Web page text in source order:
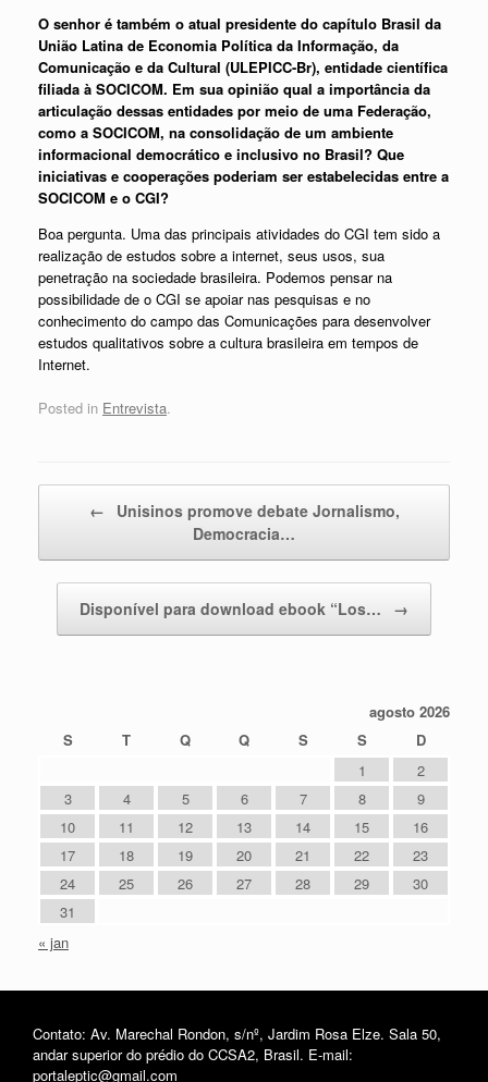
O senhor é também o atual presidente do capítulo Brasil da
União Latina de Economia Política da Informação, da
Comunicação e da Cultural (ULEPICC-Br), entidade científica
filiada à SOCICOM. Em sua opinião qual a importância da
articulação dessas entidades por meio de uma Federação,
como a SOCICOM, na consolidação de um ambiente
informacional democrático e inclusivo no Brasil? Que
iniciativas e cooperações poderiam ser estabelecidas entre a
SOCICOM e o CGI?
Boa pergunta. Uma das principais atividades do CGI tem sido a
realização de estudos sobre a internet, seus usos, sua
penetração na sociedade brasileira. Podemos pensar na
possibilidade de o CGI se apoiar nas pesquisas e no
conhecimento do campo das Comunicações para desenvolver
estudos qualitativos sobre a cultura brasileira em tempos de
Internet.
Posted in Entrevista.
←
Unisinos promove debate Jornalismo,
Democracia…
Disponível para download ebook “Los… →
agosto 2026
S
T Q Q S S
D
1
2
3
4 5 6 7 8
9
10
11 12 13 14 15
16
17
18 19 20 21 22
23
24
25 26 27 28 29
30
31
« jan
Contato: Av. Marechal Rondon, s/nº, Jardim Rosa Elze. Sala 50,
andar superior do prédio do CCSA2, Brasil. E-mail:
portaleptic@gmail.com